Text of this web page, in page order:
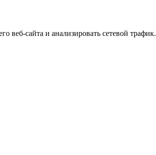
веб-сайта и анализировать сетевой трафик.